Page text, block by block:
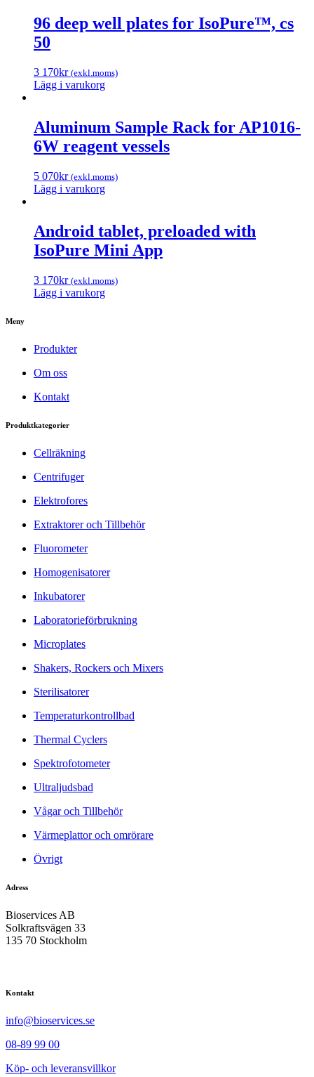
96 deep well plates for IsoPure™, cs
50
3 170kr (exkl.moms)
Lägg i varukorg
Aluminum Sample Rack for AP1016-
6W reagent vessels
5 070kr (exkl.moms)
Lägg i varukorg
Android tablet, preloaded with
IsoPure Mini App
3 170kr (exkl.moms)
Lägg i varukorg
Meny
Produkter
Om oss
Kontakt
Produktkategorier
Cellräkning
Centrifuger
Elektrofores
Extraktorer och Tillbehör
Fluorometer
Homogenisatorer
Inkubatorer
Laboratorieförbrukning
Microplates
Shakers, Rockers och Mixers
Sterilisatorer
Temperaturkontrollbad
Thermal Cyclers
Spektrofotometer
Ultraljudsbad
Vågar och Tillbehör
Värmeplattor och omrörare
Övrigt
Adress
Bioservices AB
Solkraftsvägen 33
135 70 Stockholm
Kontakt
info@bioservices.se
08-89 99 00
Köp- och leveransvillkor